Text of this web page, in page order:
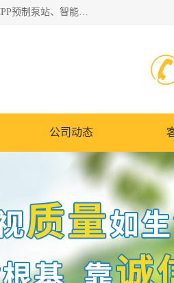
青岛铭源环保科技有限公司是一家专注于环保与智慧水务领域的先进科技企业，公司专注于云智能一体化HMPP预制泵站、智能截流井设备、调蓄池雨洪管理设备、水务循环利用、云智慧水务开发及新型环保技术研发等领域。
公司动态